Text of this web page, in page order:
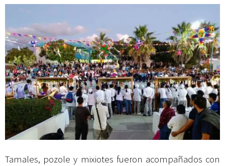
Tamales, pozole y mixiotes fueron acompañados con